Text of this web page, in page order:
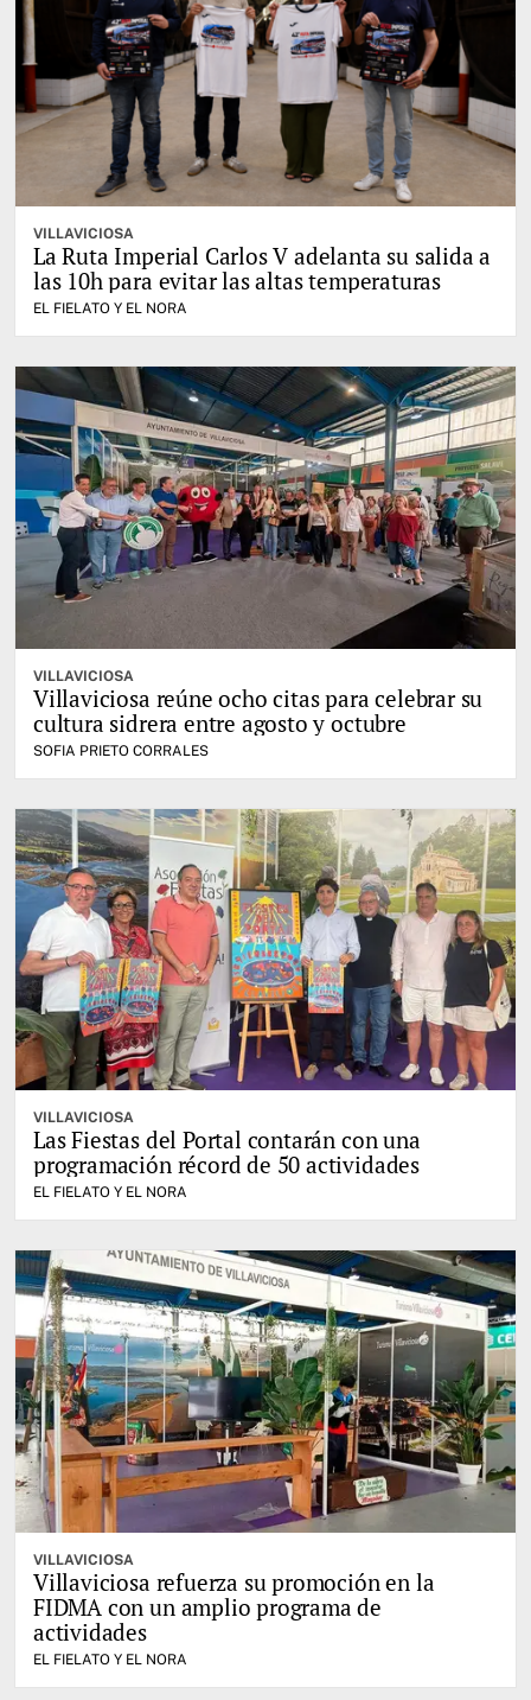
VILLAVICIOSA
La Ruta Imperial Carlos V adelanta su salida a
las 10h para evitar las altas temperaturas
EL FIELATO Y EL NORA
VILLAVICIOSA
Villaviciosa reúne ocho citas para celebrar su
cultura sidrera entre agosto y octubre
SOFIA PRIETO CORRALES
VILLAVICIOSA
Las Fiestas del Portal contarán con una
programación récord de 50 actividades
EL FIELATO Y EL NORA
VILLAVICIOSA
Villaviciosa refuerza su promoción en la
FIDMA con un amplio programa de
actividades
EL FIELATO Y EL NORA